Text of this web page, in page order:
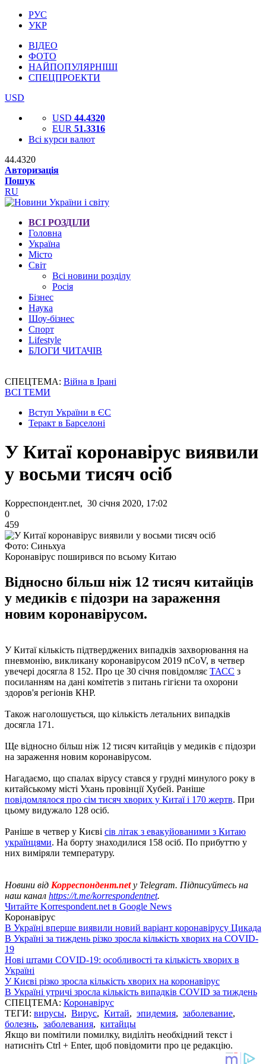
РУС
УКР
ВІДЕО
ФОТО
НАЙПОПУЛЯРНІШІ
СПЕЦПРОЕКТИ
USD
USD 44.4320
EUR 51.3316
Всі курси валют
44.4320
Авторизація
Пошук
RU
ВСІ РОЗДІЛИ
Головна
Україна
Місто
Світ
Всі новини розділу
Росія
Бізнес
Наука
Шоу-бізнес
Спорт
Lifestyle
БЛОГИ ЧИТАЧІВ
СПЕЦТЕМА: Війна в Ірані
ВСІ ТЕМИ
Вступ України в ЄС
Теракт в Барселоні
У Китаї коронавірус виявили
у восьми тисяч осіб
Корреспондент.net, 30 січня 2020, 17:02
0
459
Фото: Синьхуа
Коронавірус поширився по всьому Китаю
Відносно більш ніж 12 тисяч китайців
у медиків є підозри на зараження
новим коронавірусом.
У Китаї кількість підтверджених випадків захворювання на
пневмонію, викликану коронавірусом 2019 nCoV, в четвер
увечері досягла 8 152. Про це 30 січня повідомляє ТАСС з
посиланням на дані комітетів з питань гігієни та охорони
здоров'я регіонів КНР.
Також наголошується, що кількість летальних випадків
досягла 171.
Ще відносно більш ніж 12 тисяч китайців у медиків є підозри
на зараження новим коронавірусом.
Нагадаємо, що спалах вірусу стався у грудні минулого року в
китайському місті Ухань провінції Хубей. Раніше
повідомлялося про сім тисяч хворих у Китаї і 170 жертв. При
цьому видужало 128 осіб.
Раніше в четвер у Києві сів літак з евакуйованими з Китаю
українцями. На борту знаходилися 158 осіб. По прибуттю у
них виміряли температуру.
Новини від Корреспондент.net у Telegram. Підписуйтесь на
наш канал https://t.me/korrespondentnet.
Читайте Korrespondent.net в Google News
Коронавірус
В Україні вперше виявили новий варіант коронавірусу Цикада
В Україні за тиждень різко зросла кількість хворих на COVID-
19
Нові штами COVID-19: особливості та кількість хворих в
Україні
У Києві різко зросла кількість хворих на коронавірус
В Україні утричі зросла кількість випадків COVID за тиждень
СПЕЦТЕМА: Коронавірус
ТЕГИ: вирусы, Вирус, Китай, эпидемия, заболевание,
болезнь, заболевания, китайцы
Якщо ви помітили помилку, виділіть необхідний текст і
натисніть Ctrl + Enter, щоб повідомити про це редакцію.